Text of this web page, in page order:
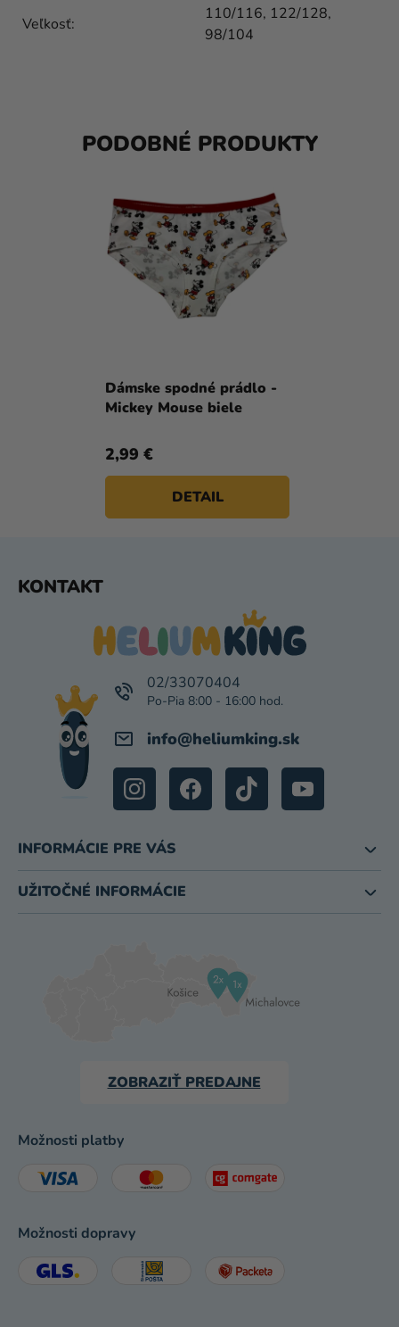
Veľkosť:
110/116, 122/128,
98/104
PODOBNÉ PRODUKTY
Dámske spodné prádlo -
Mickey Mouse biele
2,99 €
DETAIL
KONTAKT
info@heliumking.sk
02/33070404
INFORMÁCIE PRE VÁS
UŽITOČNÉ INFORMÁCIE
ZOBRAZIŤ PREDAJNE
Možnosti platby
Možnosti dopravy